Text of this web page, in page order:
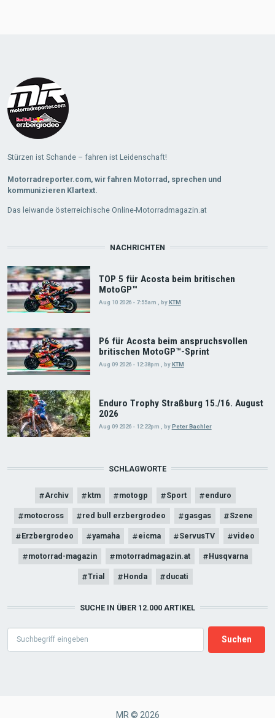
Stürzen ist Schande – fahren ist Leidenschaft!
Motorradreporter.com, wir fahren Motorrad, sprechen und
kommunizieren Klartext.
Das leiwande österreichische Online-Motorradmagazin.at
NACHRICHTEN
TOP 5 für Acosta beim britischen
MotoGP™
Aug 10 2026 - 7:55am , by KTM
P6 für Acosta beim anspruchsvollen
britischen MotoGP™-Sprint
Aug 09 2026 - 12:38pm byKTM
Enduro Trophy Straßburg 15./16. August
2026
Aug 09 2026 - 12:22pm byPeter Bachler
SCHLAGWORTE
Archiv ktm motogp Sport enduro
motocross red bull erzbergrodeo gasgas Szene
Erzbergrodeo yamaha eicma ServusTV video
motorrad-magazin motorradmagazin.at Husqvarna
Trial Honda ducati
SUCHE IN ÜBER 12.000 ARTIKEL
MR © 2026